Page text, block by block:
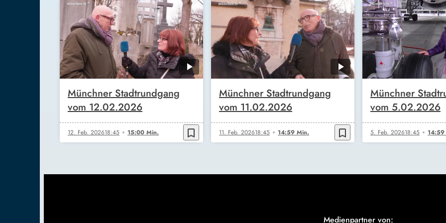
Münchner Stadtrundgang
vom 12.02.2026
12. Feb. 202618:45 15:00 Min. bookmark_border
Münchner Stadtrundgang
vom 11.02.2026
11. Feb. 202618:45 14:59 Min. bookmark_border
Münchner
vom 5.02.2026
5. Feb. 202618:45 14:59
Medienpartner von: